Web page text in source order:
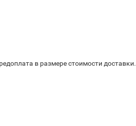
в размере стоимости доставки.